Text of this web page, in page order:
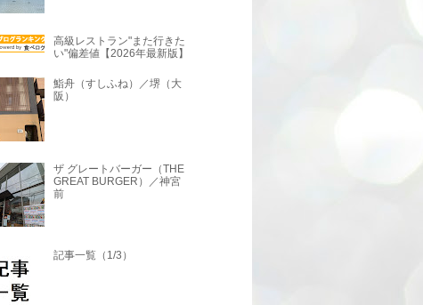
高級レストラン"また行きた
い"偏差値【2026年最新版】
鮨舟（すしふね）／堺（大
阪）
ザ グレートバーガー（THE
GREAT BURGER）／神宮
前
記事一覧（1/3）